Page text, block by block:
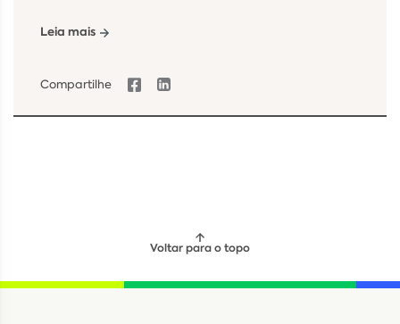
Leia mais
Compartilhe
Voltar para o topo